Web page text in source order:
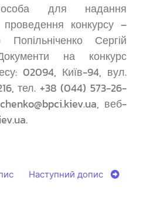
особа для надання
конкурсу –
Сергій
на конкурс
02094, Київ-94, вул.
тел. +38 (044) 573-26-
веб-
Наступний допис